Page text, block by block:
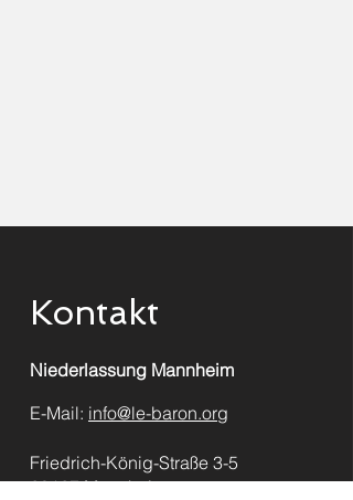
Kontakt
Niederlassung Mannheim
E-Mail: info@le-baron.org
Friedrich-König-Straße 3-5
68167 Mannheim